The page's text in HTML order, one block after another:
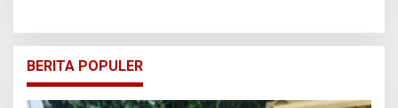
BERITA POPULER